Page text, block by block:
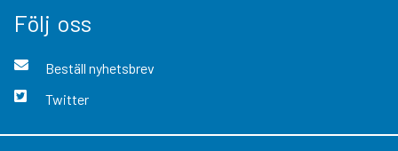
Följ oss
Beställ nyhetsbrev
Twitter